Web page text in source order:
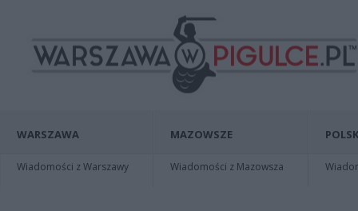
WARSZAWA
Wiadomości z Warszawy
MAZOWSZE
Wiadomości z Mazowsza